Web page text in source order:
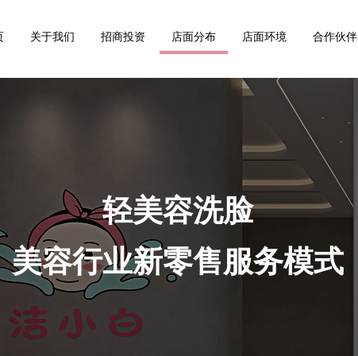
关于我们 招商投资 店面分布 店面环境 合作伙伴
轻美容洗脸
美容行业新零售服务模式